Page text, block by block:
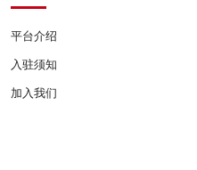
平台介绍
入驻须知
加入我们